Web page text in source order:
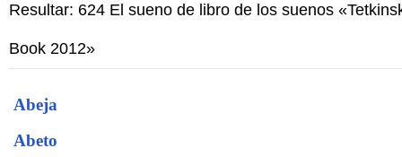
Resultar: 624 El sueno de libro de los suenos
Book 2012»
Abeja
Abeto